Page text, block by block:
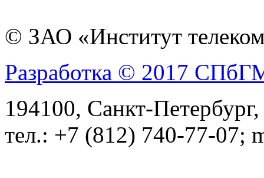
© ЗАО «Институт
Разработка © 2017
194100, Санкт-
тел.: +7 (812) 740-77-07;